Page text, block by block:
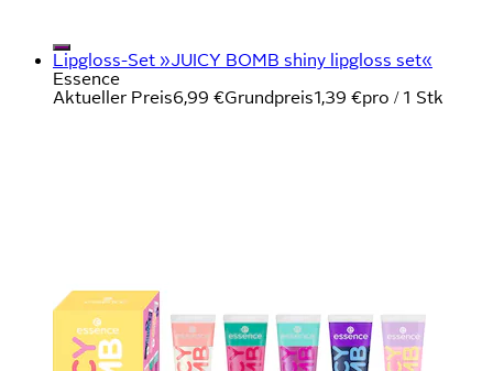
Lipgloss-Set »JUICY BOMB shiny lipgloss set«
Essence
Aktueller Preis6,99 €Grundpreis1,39 €pro / 1 Stk